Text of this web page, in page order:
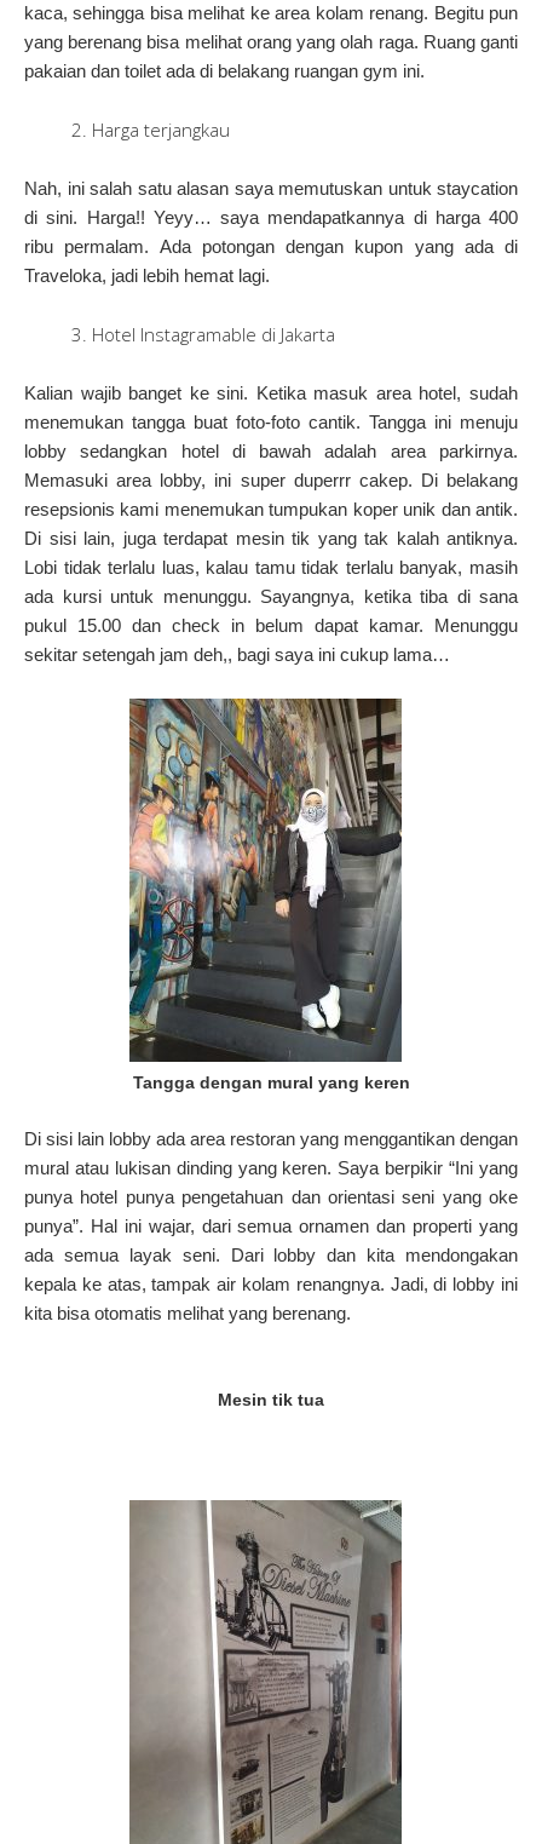
kaca, sehingga bisa melihat ke area kolam renang. Begitu pun
yang berenang bisa melihat orang yang olah raga. Ruang ganti
pakaian dan toilet ada di belakang ruangan gym ini.
Harga terjangkau
Nah, ini salah satu alasan saya memutuskan untuk staycation
di sini. Harga!! Yeyy… saya mendapatkannya di harga 400
ribu permalam. Ada potongan dengan kupon yang ada di
Traveloka, jadi lebih hemat lagi.
Hotel Instagramable di Jakarta
Kalian wajib banget ke sini. Ketika masuk area hotel, sudah
menemukan tangga buat foto-foto cantik. Tangga ini menuju
lobby sedangkan hotel di bawah adalah area parkirnya.
Memasuki area lobby, ini super duperrr cakep. Di belakang
resepsionis kami menemukan tumpukan koper unik dan antik.
Di sisi lain, juga terdapat mesin tik yang tak kalah antiknya.
Lobi tidak terlalu luas, kalau tamu tidak terlalu banyak, masih
ada kursi untuk menunggu. Sayangnya, ketika tiba di sana
pukul 15.00 dan check in belum dapat kamar. Menunggu
sekitar setengah jam deh,, bagi saya ini cukup lama…
Tangga dengan mural yang keren
Di sisi lain lobby ada area restoran yang menggantikan dengan
mural atau lukisan dinding yang keren. Saya berpikir “Ini yang
punya hotel punya pengetahuan dan orientasi seni yang oke
punya”. Hal ini wajar, dari semua ornamen dan properti yang
ada semua layak seni. Dari lobby dan kita mendongakan
kepala ke atas, tampak air kolam renangnya. Jadi, di lobby ini
kita bisa otomatis melihat yang berenang.
Mesin tik tua